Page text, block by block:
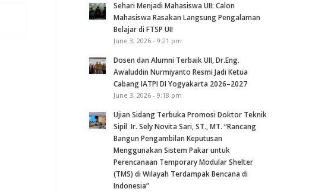
Sehari Menjadi Mahasiswa UII: Calon
Mahasiswa Rasakan Langsung Pengalaman
Belajar di FTSP UII
June 3, 2026 - 9:21 pm
Dosen dan Alumni Terbaik UII, Dr.Eng.
Awaluddin Nurmiyanto Resmi Jadi Ketua
Cabang IATPI DI Yogyakarta 2026–2027
June 3, 2026 - 9:18 pm
Ujian Sidang Terbuka Promosi Doktor Teknik
Sipil Ir. Sely Novita Sari, ST., MT. “Rancang
Bangun Pengambilan Keputusan
Menggunakan Sistem Pakar untuk
Perencanaan Temporary Modular Shelter
(TMS) di Wilayah Terdampak Bencana di
Indonesia”